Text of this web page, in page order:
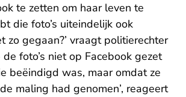
te zetten om haar leven te
die foto’s uiteindelijk ook
zo gegaan?’ vraagt politierechter
de foto’s niet op Facebook gezet
beëindigd was, maar omdat ze
maling had genomen’, reageert